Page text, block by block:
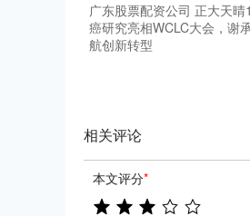
广东股票配资公司 正大天晴
癌研究亮相WCLC大会，谢
航创新转型
相关评论
本文评分*